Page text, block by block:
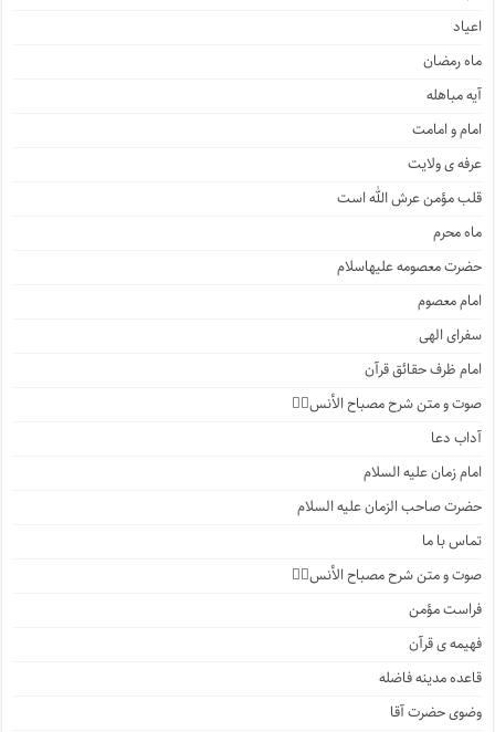
اعیاد
ماه رمضان
آیه مباهله
امام و امامت
عرفه ی ولایت
قلب مؤمن عرش الله است
ماه محرم
حضرت معصومه علیهاسلام
امام معصوم
سفرای الهی
امام ظرف حقائق قرآن
صوت و متن شرح مصباح الأنس۲️⃣
آداب دعا
امام زمان علیه السلام
حضرت صاحب الزمان علیه السلام
تماس با ما
صوت و متن شرح مصباح الأنس۱️⃣
فراست مؤمن
فهیمه ی قرآن
قاعده مدینه فاضله
وضوی حضرت آقا